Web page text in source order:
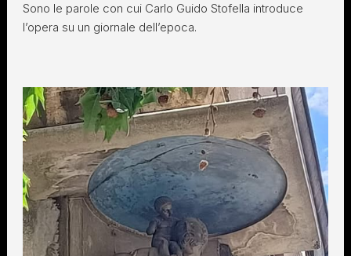
Sono le parole con cui Carlo Guido Stofella introduce
l’opera su un giornale dell’epoca.